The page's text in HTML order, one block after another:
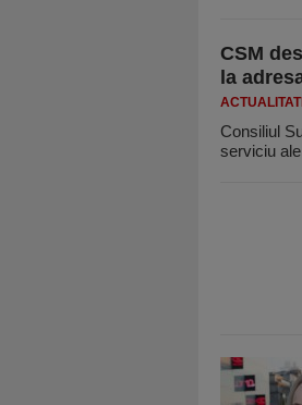
CSM
la
Consiliul
serviciu